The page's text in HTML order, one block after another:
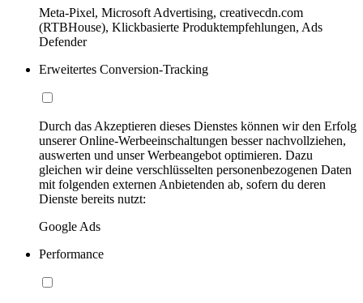
Meta-Pixel, Microsoft Advertising, creativecdn.com
(RTBHouse), Klickbasierte Produktempfehlungen, Ads
Defender
Erweitertes Conversion-Tracking
Durch das Akzeptieren dieses Dienstes können wir den Erfolg
unserer Online-Werbeeinschaltungen besser nachvollziehen,
auswerten und unser Werbeangebot optimieren. Dazu
gleichen wir deine verschlüsselten personenbezogenen Daten
mit folgenden externen Anbietenden ab, sofern du deren
Dienste bereits nutzt:
Google Ads
Performance